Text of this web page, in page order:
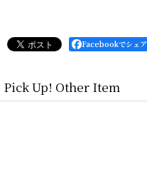
Facebookでシェア
Pick Up! Other Item